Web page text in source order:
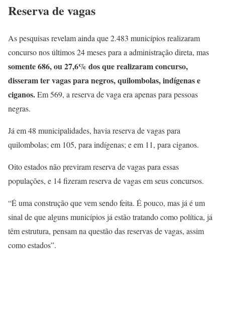
Reserva de vagas
As pesquisas revelam ainda que 2.483 municípios realizaram
concurso nos últimos 24 meses para a administração direta, mas
somente 686, ou 27,6% dos que realizaram concurso,
disseram ter vagas para negros, quilombolas, indígenas e
ciganos.Em 569, a reserva de vaga era apenas para pessoas
negras.
Já em 48 municipalidades, havia reserva de vagas para
quilombolas; em 105, para indígenas; e em 11, para ciganos.
Oito estados não previram reserva de vagas para essas
populações, e 14 fizeram reserva de vagas em seus concursos.
“É uma construção que vem sendo feita. É pouco, mas já é um
sinal de que alguns municípios já estão tratando como política, já
têm estrutura, pensam na questão das reservas de vagas, assim
como estados”.